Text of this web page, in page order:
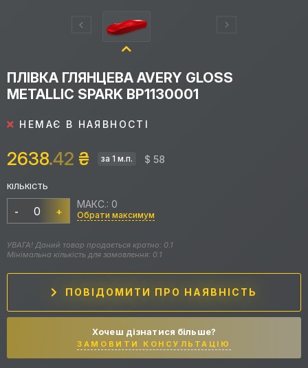
ПЛІВКА ГЛЯНЦЕВА AVERY GLOSS
METALLIC SPARK BP1130001
НЕМАЄ В НАЯВНОСТІ
2638.42 ₴ за 1 м.п. $ 58
КІЛЬКІСТЬ
- +
МАКС.: 0
Обрати максимум
УВАГА! Даний товар продається кратно: 0.1
Мінімальна кількість для замовлення: 0.1
ПОВІДОМИТИ ПРО НАЯВНІСТЬ
Хочеш дізнатися більше?
ЗАМОВИТИ КОНСУЛЬТАЦІЮ